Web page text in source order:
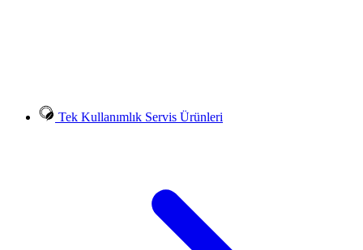
Tek Kullanımlık Servis Ürünleri